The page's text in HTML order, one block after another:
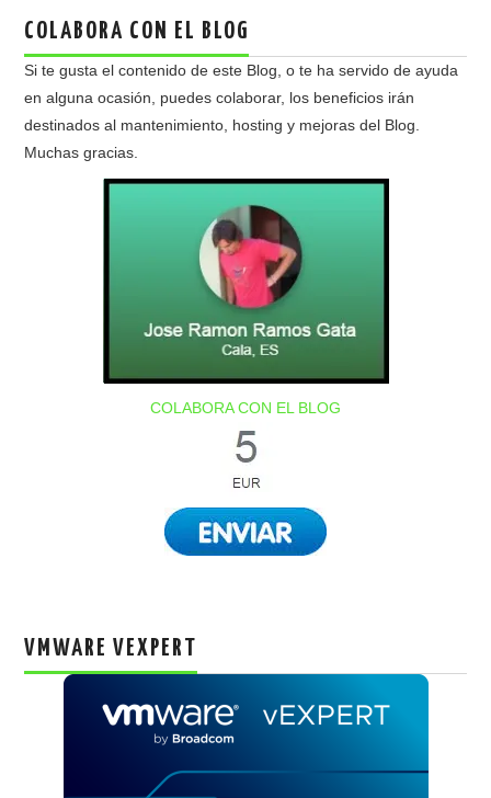
COLABORA CON EL BLOG
Si te gusta el contenido de este Blog, o te ha servido de ayuda
en alguna ocasión, puedes colaborar, los beneficios irán
destinados al mantenimiento, hosting y mejoras del Blog.
Muchas gracias.
COLABORA CON EL BLOG
VMWARE VEXPERT